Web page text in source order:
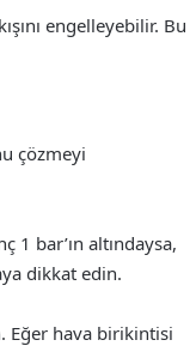
engelleyebilir. Bu
çözmeyi
1 bar’ın altındaysa,
dikkat edin.
Eğer hava birikintisi